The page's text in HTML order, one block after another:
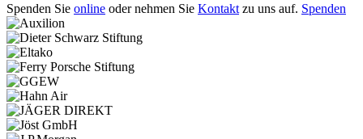
Spenden Sie online oder nehmen Sie Kontakt zu uns auf. Spenden